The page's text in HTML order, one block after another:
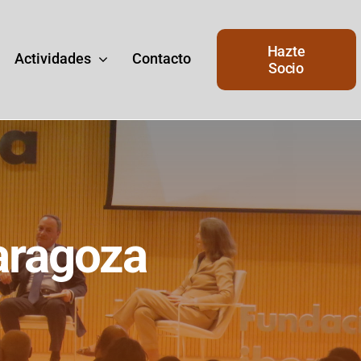
Junta de Gobierno
Junta del Gobierno actual del
Ateneo.
Actividades Contacto
Hazte
Socio